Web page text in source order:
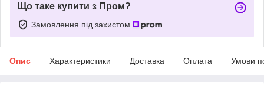
Що таке купити з Пром?
Замовлення під захистом
Опис Характеристики Доставка Оплата Умови